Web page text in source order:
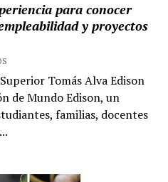
para conocer
y proyectos
Tomás Alva Edison
de Mundo Edison, un
familias, docentes